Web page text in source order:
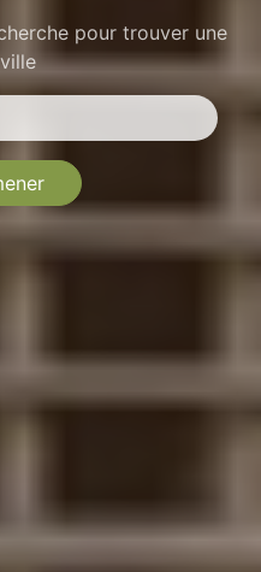
pour trouver une